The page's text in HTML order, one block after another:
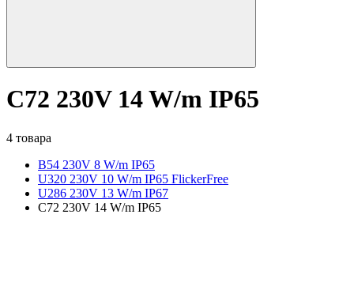
C72 230V 14 W/m IP65
4 товара
B54 230V 8 W/m IP65
U320 230V 10 W/m IP65 FlickerFree
U286 230V 13 W/m IP67
C72 230V 14 W/m IP65